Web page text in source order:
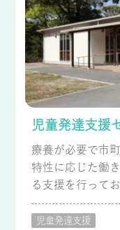
児童発達支援
療養が必要で市
特性に応じた働
る支援を行ってお
児童発達支援